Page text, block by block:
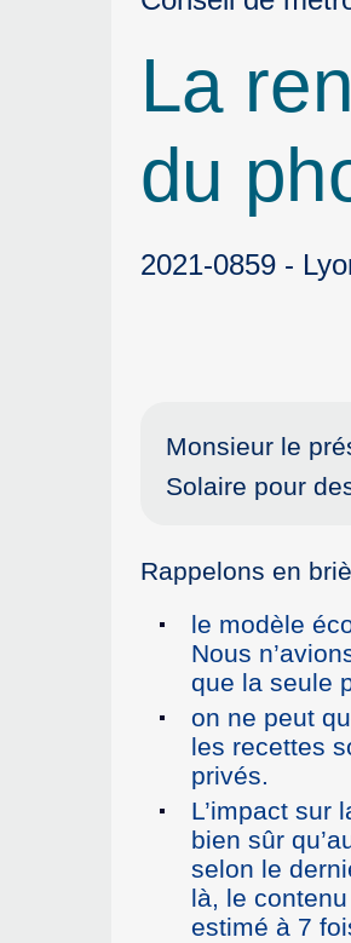
La
du
2021-0859 -
Monsieur le
Solaire pour
Rappelons en
le modèle
Nous
que la seule
on ne peut
les recettes
privés.
L’impact sur
bien sûr
selon le
là, le
estimé à 7